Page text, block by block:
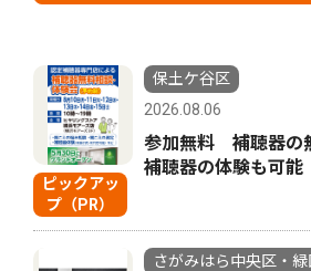
ピックアッ
プ（PR）
保土ケ谷区
2026.08.06
参加無料 補聴器の
補聴器の体験も可能
さがみはら中央区・緑